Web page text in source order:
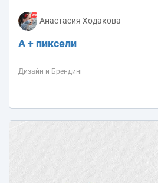
Анастасия Ходакова
A + пиксели
Дизайн и Брендинг